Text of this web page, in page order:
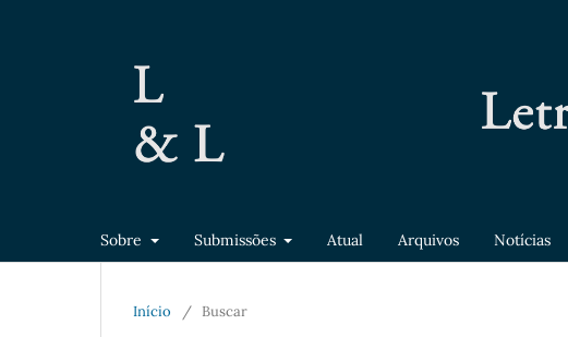
Sobre Submissões Atual Arquivos Notícias
Início / Buscar